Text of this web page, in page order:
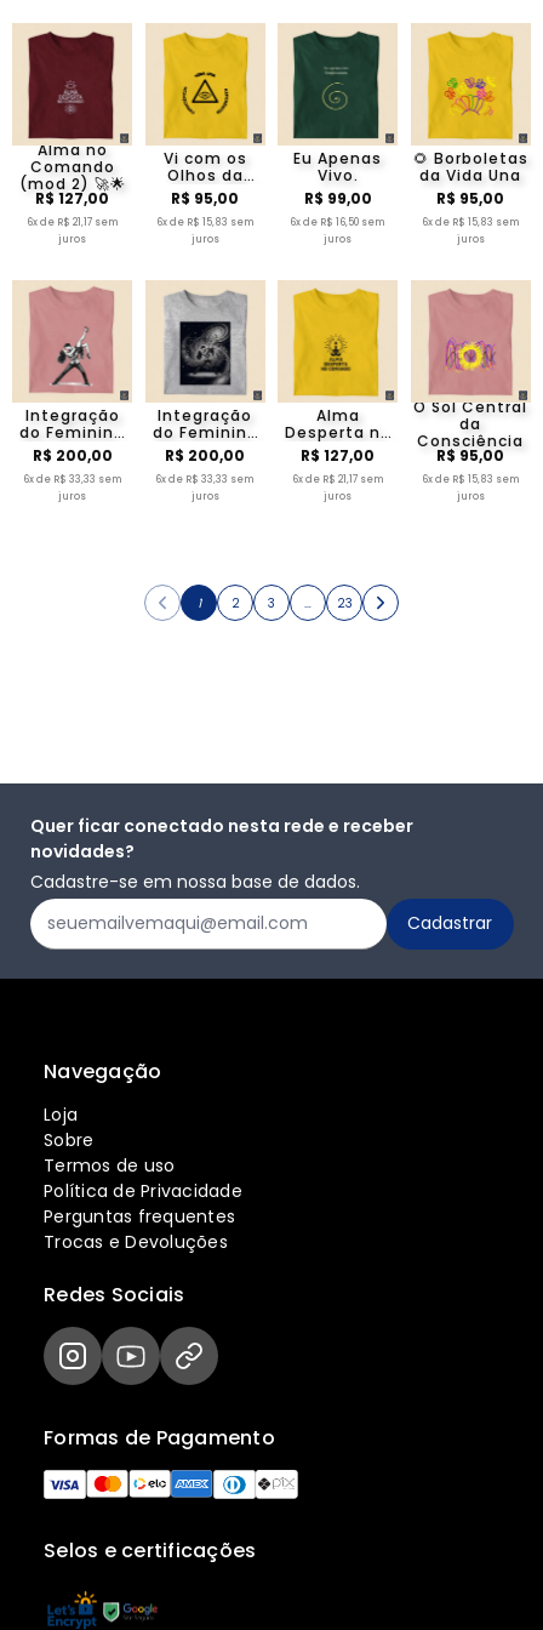
Alma no
Comando
(mod 2) 🚀🌟
R$ 127,00
6x de R$ 21,17 sem
juros
Vi com os
Olhos da
Alma e Sabia
o que Fazer
R$ 95,00
6x de R$ 15,83 sem
juros
Eu Apenas
Vivo.
R$ 99,00
6x de R$ 16,50 sem
juros
🌻 Borboletas
da Vida Una
R$ 95,00
6x de R$ 15,83 sem
juros
Integração
do Feminino
e Masculino
Sagrado ✨
(Minimalista)
R$ 200,00
6x de R$ 33,33 sem
juros
Integração
do Feminino
e Masculino
Sagrado ✨
R$ 200,00
6x de R$ 33,33 sem
juros
Alma
Desperta no
Comando
(mod 01)
R$ 127,00
6x de R$ 21,17 sem
juros
O Sol Central
da
Consciência
R$ 95,00
6x de R$ 15,83 sem
juros
1 2 3 … 23
Quer ficar conectado nesta rede e receber
novidades?
Cadastre-se em nossa base de dados.
Navegação
Loja
Sobre
Termos de uso
Política de Privacidade
Perguntas frequentes
Trocas e Devoluções
Selos e certificações
Formas de Pagamento
Redes Sociais